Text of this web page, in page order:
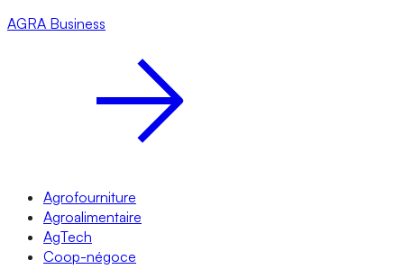
AGRA Business
Agrofourniture
Agroalimentaire
AgTech
Coop-négoce